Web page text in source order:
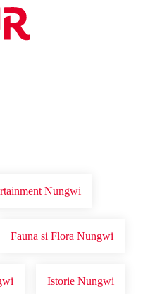
OFERTE DE NERATAT
Nungwi
Fauna si Flora Nungwi
Istorie Nungwi